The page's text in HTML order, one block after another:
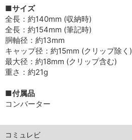
■サイズ
全長：約140mm (収納時)
全長：約154mm (筆記時)
胴軸径：約13mm
キャップ径：約15mm (クリップ除く)
最大径：約18mm (クリップ含む)
重さ：約21g
■付属品
コンバーター
コミュレビ